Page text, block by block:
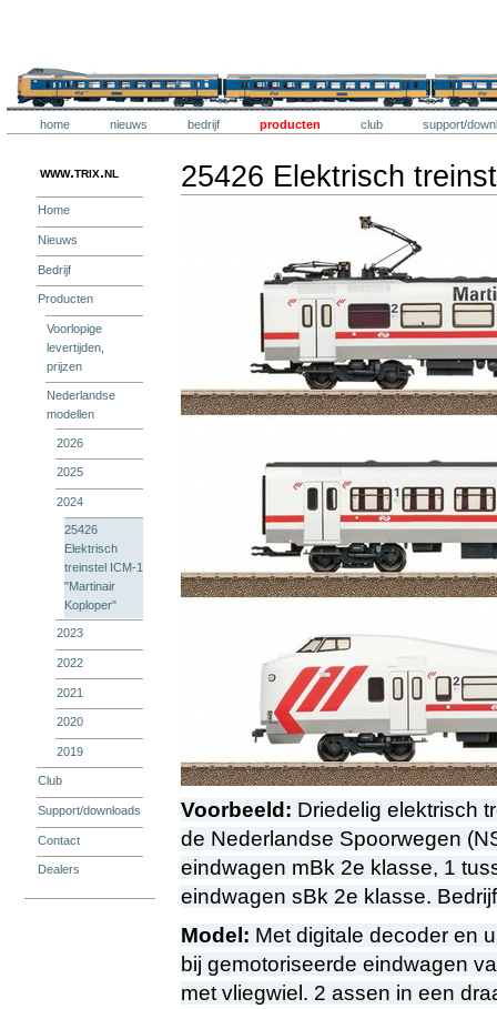
naar
navigatie
Onderdelen
home nieuws bedrijf producten club
support/
Persoonlijke
www.trix.nl
Home
Nieuws
Bedrijf
Producten
Voorlopige
levertijden,
prijzen
Nederlandse
modellen
2026
2025
2024
25426
Elektrisch
treinstel ICM-1
"Martinair
Koploper"
2023
2022
2021
2020
2019
Club
Support/downloads
Contact
Dealers
25426 Elektrisch
Voorbeeld: Driedelig elektrisch
de Nederlandse Spoorwegen
eindwagen mBk 2e klasse, 1
eindwagen sBk 2e klasse.
Model: Met digitale decoder en
bij gemotoriseerde eindwagen
met vliegwiel. 2 assen in een